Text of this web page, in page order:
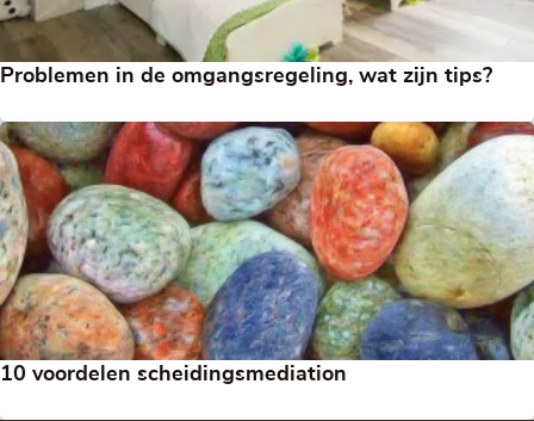
Problemen in de omgangsregeling, wat zijn tips?
10 voordelen scheidingsmediation